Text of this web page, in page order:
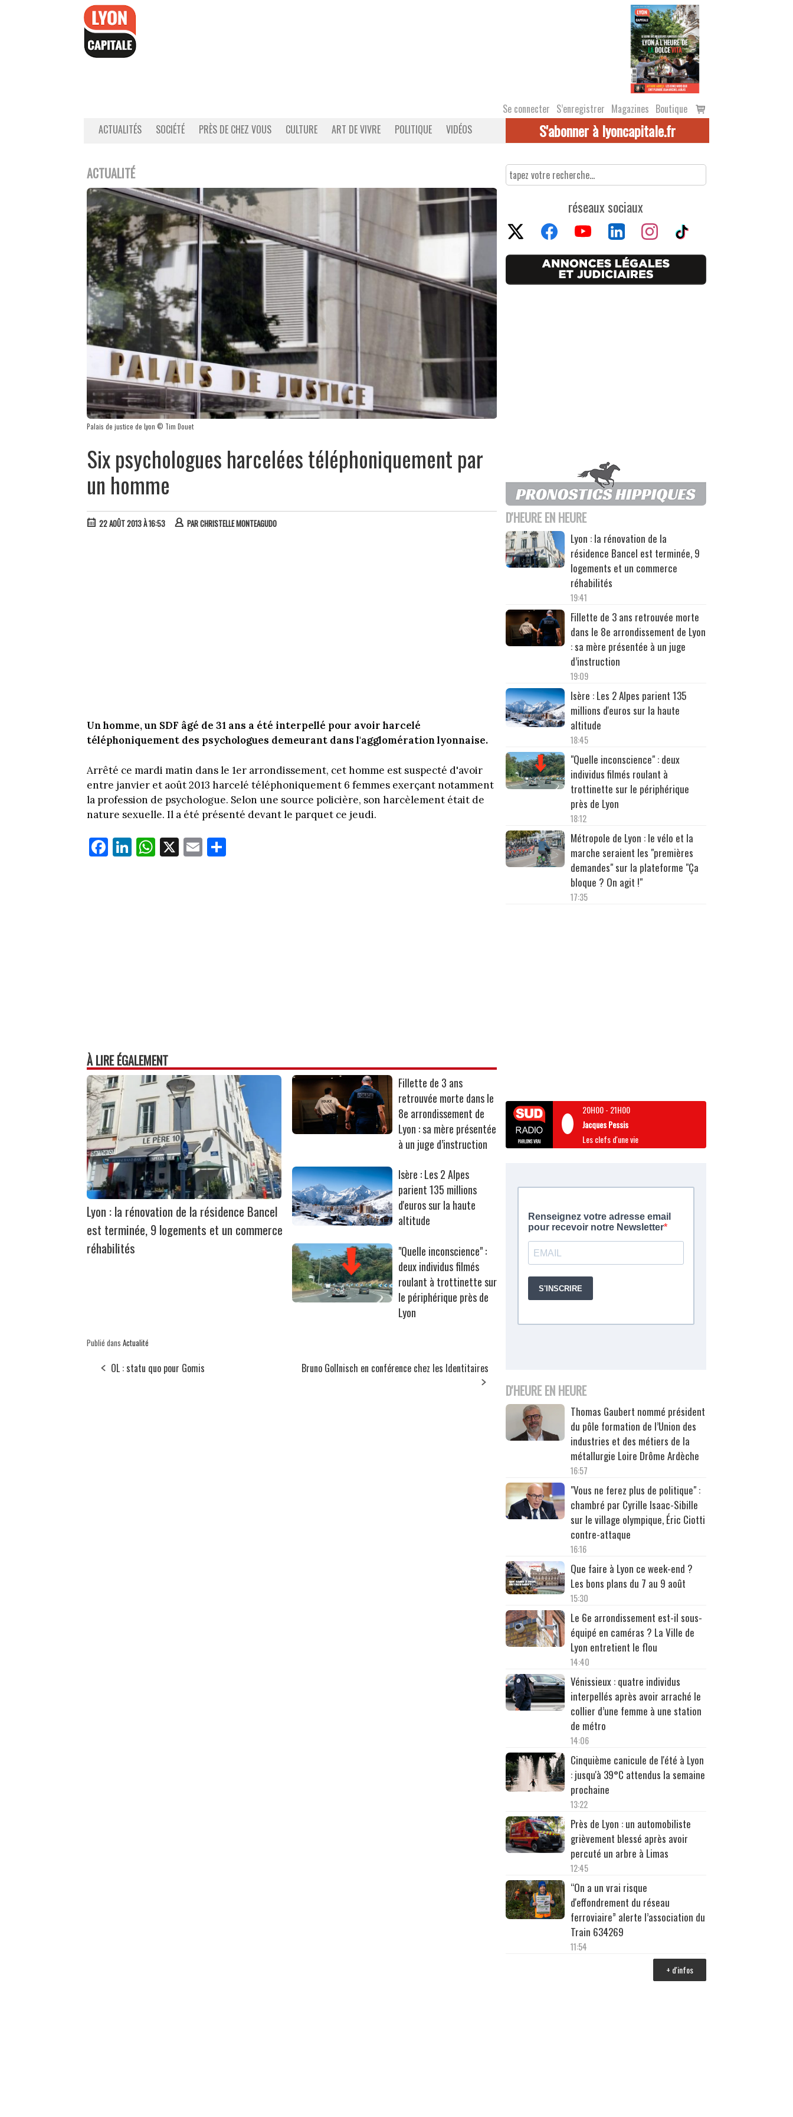
Se connecter S’enregistrer Magazines Boutique
Voir
le
ACTUALITÉS SOCIÉTÉ PRÈS DE CHEZ VOUS CULTURE ART DE VIVRE POLITIQUE VIDÉOS S'abonner à lyoncapitale.fr
ACTUALITÉ
Palais de justice de Lyon © Tim Douet
Six psychologues harcelées téléphoniquement par
un homme
22 AOÛT 2013 À 16:53 PARCHRISTELLE MONTEAGUDO
Un homme, un SDF âgé de 31 ans a été interpellé pour avoir harcelé
téléphoniquement des psychologues demeurant dans l'agglomération lyonnaise.
Arrêté ce mardi matin dans le 1er arrondissement, cet homme est suspecté d'avoir
entre janvier et août 2013 harcelé téléphoniquement 6 femmes exerçant notamment
la profession de psychologue. Selon une source policière, son harcèlement était de
nature sexuelle. Il a été présenté devant le parquet ce jeudi.
Fa
ce
Li
nk
W
ha
X E
m
À LIRE ÉGALEMENT
Lyon : la rénovation de la résidence Bancel
est terminée, 9 logements et un commerce
réhabilités
Fillette de 3 ans
retrouvée morte dans le
8e arrondissement de
Lyon : sa mère présentée
à un juge d’instruction
Isère : Les 2 Alpes
parient 135 millions
d'euros sur la haute
altitude
"Quelle inconscience" :
deux individus filmés
roulant à trottinette sur
le périphérique près de
Lyon
Publié dans Actualité
OL : statu quo pour Gomis Bruno Gollnisch en conférence chez les Identitaires
réseaux sociaux
D'HEURE EN HEURE
Lyon : la rénovation de la
résidence Bancel est terminée, 9
logements et un commerce
réhabilités
19:41
Fillette de 3 ans retrouvée morte
dans le 8e arrondissement de Lyon
: sa mère présentée à un juge
d’instruction
19:09
Isère : Les 2 Alpes parient 135
millions d'euros sur la haute
altitude
18:45
"Quelle inconscience" : deux
individus filmés roulant à
trottinette sur le périphérique
près de Lyon
18:12
Métropole de Lyon : le vélo et la
marche seraient les "premières
demandes" sur la plateforme "Ça
bloque ? On agit !"
17:35
20H00- 21H00
Jacques Pessis
Les clefs d'une vie
D'HEURE EN HEURE
Thomas Gaubert nommé président
du pôle formation de l’Union des
industries et des métiers de la
métallurgie Loire Drôme Ardèche
16:57
"Vous ne ferez plus de politique" :
chambré par Cyrille Isaac-Sibille
sur le village olympique, Éric Ciotti
contre-attaque
16:16
Que faire à Lyon ce week-end ?
Les bons plans du 7 au 9 août
15:30
Le 6e arrondissement est-il sous-
équipé en caméras ? La Ville de
Lyon entretient le flou
14:40
Vénissieux : quatre individus
interpellés après avoir arraché le
collier d’une femme à une station
de métro
14:06
Cinquième canicule de l'été à Lyon
: jusqu'à 39°C attendus la semaine
prochaine
13:22
Près de Lyon : un automobiliste
grièvement blessé après avoir
percuté un arbre à Limas
12:45
“On a un vrai risque
d'effondrement du réseau
ferroviaire” alerte l’association du
Train 634269
11:54
+ d'infos